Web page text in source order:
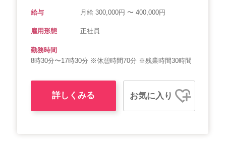
給与 月給 300,000円 〜 400,000円
雇用形態 正社員
勤務時間
8時30分〜17時30分 ※休憩時間70分 ※残業時間30時間
詳しくみる お気に入り